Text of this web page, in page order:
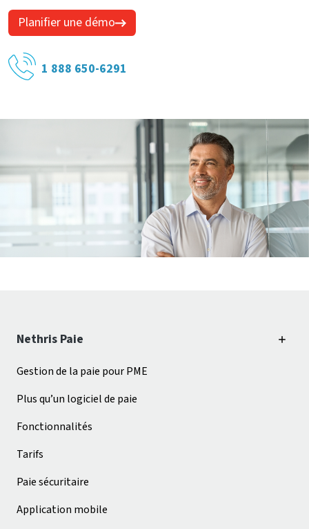
Planifier une démo
1 888 650-6291
Nethris Paie
Gestion de la paie pour PME
Plus qu’un logiciel de paie
Fonctionnalités
Tarifs
Paie sécuritaire
Application mobile